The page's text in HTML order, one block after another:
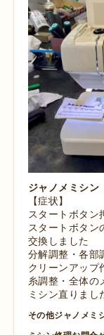
ジャノメミシ
【症状】
スタートボタン
スタートボタン
交換しました
分解調整・各部
クリーンアップ
糸調整・全体の
ミシン直りまし
その他ジャノメミ